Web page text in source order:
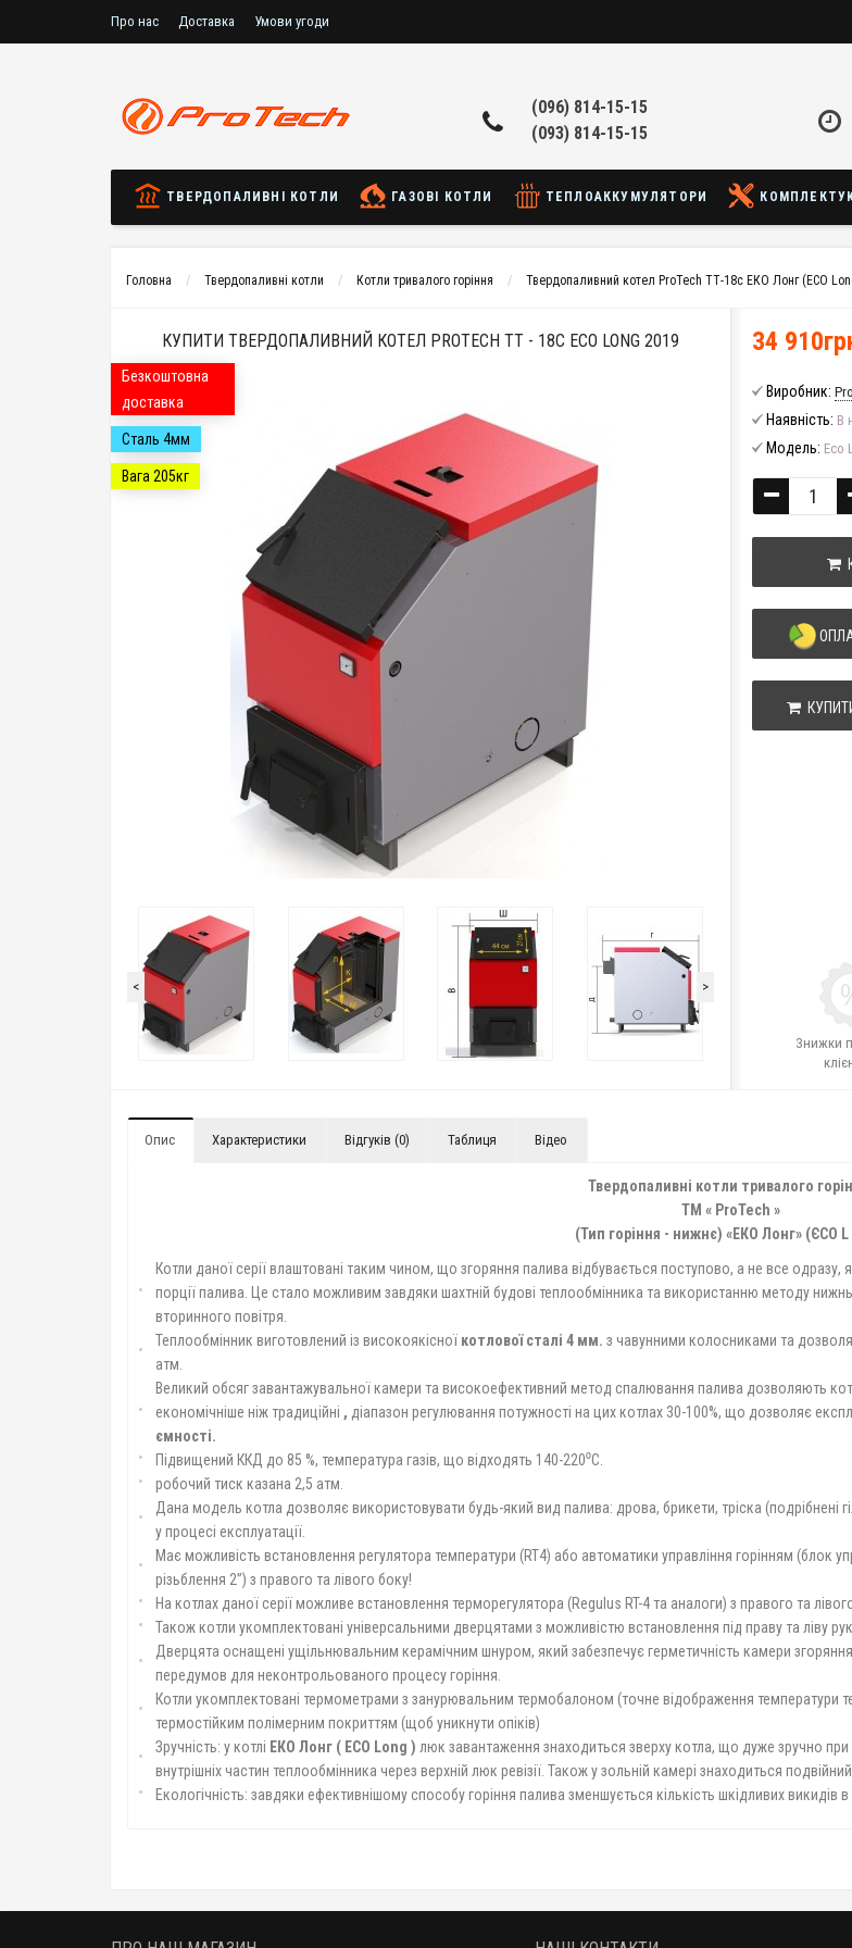
Про нас Доставка Умови угоди
(096) 814-15-15
(093) 814-15-15
ТВЕРДОПАЛИВНІ КОТЛИ ГАЗОВІ КОТЛИ ТЕПЛОАККУМУЛЯТОРИ
Головна Твердопаливні котли Котли тривалого горіння Твердопаливний котел ProTech ТТ-18с ЕКО Лонг (ECO
КУПИТИ ТВЕРДОПАЛИВНИЙ КОТЕЛ PROTECH ТТ - 18С ECO LONG 2019
Безкоштовна
доставка
Сталь 4мм
Вага 205кг
< >
34
Виробник:
Наявність: В
Модель: Eco
Знижки
Опис Характеристики Відгуків (0) Таблиця Вiдео
Твердопаливні котли тривалого
ТМ « ProTech »
(Тип горіння - нижнє) «ЕКО Лонг» (ЄСО L
Котли даної серії влаштовані таким чином, що згоряння палива відбувається поступово, а не все
порції палива. Це стало можливим завдяки шахтній будові теплообмінника та використанню методу
вторинного повітря.
Теплообмінник виготовлений із високоякісної котлової сталі 4 мм. з чавунними колосниками та
атм.
Великий обсяг завантажувальної камери та високоефективний метод спалювання палива дозволяють
економічніше ніж традиційні , діапазон регулювання потужності на цих котлах 30-100%, що дозволяє
ємності.
Підвищений ККД до 85 %, температура газів, що відходять 140-220⁰С.
робочий тиск казана 2,5 атм.
Дана модель котла дозволяє використовувати будь-який вид палива: дрова, брикети, тріска
у процесі експлуатації.
Має можливість встановлення регулятора температури (RT4) або автоматики управління горінням (блок
різьблення 2”) з правого та лівого боку!
На котлах даної серії можливе встановлення терморегулятора (Regulus RT-4 та аналоги) з правого та
Також котли укомплектовані універсальними дверцятами з можливістю встановлення під праву та ліву
Дверцята оснащені ущільнювальним керамічним шнуром, який забезпечує герметичність камери
передумов для неконтрольованого процесу горіння.
Котли укомплектовані термометрами з занурювальним термобалоном (точне відображення температури
термостійким полімерним покриттям (щоб уникнути опіків)
Зручність: у котлі ЕКО Лонг ( ECO Long ) люк завантаження знаходиться зверху котла, що дуже зручно
внутрішніх частин теплообмінника через верхній люк ревізії. Також у зольній камері знаходиться
Екологічність: завдяки ефективнішому способу горіння палива зменшується кількість шкідливих викидів